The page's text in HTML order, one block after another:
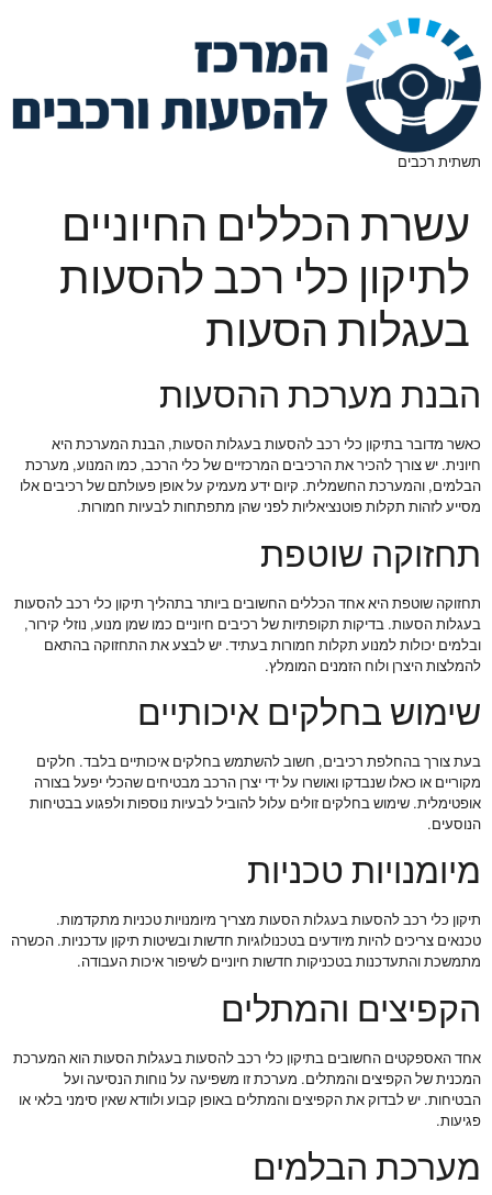
תשתית רכבים
עשרת הכללים החיוניים
לתיקון כלי רכב להסעות
בעגלות הסעות
הבנת מערכת ההסעות
כאשר מדובר בתיקון כלי רכב להסעות בעגלות הסעות, הבנת המערכת היא
חיונית. יש צורך להכיר את הרכיבים המרכזיים של כלי הרכב, כמו המנוע, מערכת
הבלמים, והמערכת החשמלית. קיום ידע מעמיק על אופן פעולתם של רכיבים אלו
מסייע לזהות תקלות פוטנציאליות לפני שהן מתפתחות לבעיות חמורות.
תחזוקה שוטפת
תחזוקה שוטפת היא אחד הכללים החשובים ביותר בתהליך תיקון כלי רכב להסעות
בעגלות הסעות. בדיקות תקופתיות של רכיבים חיוניים כמו שמן מנוע, נוזלי קירור,
ובלמים יכולות למנוע תקלות חמורות בעתיד. יש לבצע את התחזוקה בהתאם
להמלצות היצרן ולוח הזמנים המומלץ.
שימוש בחלקים איכותיים
בעת צורך בהחלפת רכיבים, חשוב להשתמש בחלקים איכותיים בלבד. חלקים
מקוריים או כאלו שנבדקו ואושרו על ידי יצרן הרכב מבטיחים שהכלי יפעל בצורה
אופטימלית. שימוש בחלקים זולים עלול להוביל לבעיות נוספות ולפגוע בבטיחות
הנוסעים.
מיומנויות טכניות
תיקון כלי רכב להסעות בעגלות הסעות מצריך מיומנויות טכניות מתקדמות.
טכנאים צריכים להיות מיודעים בטכנולוגיות חדשות ובשיטות תיקון עדכניות. הכשרה
מתמשכת והתעדכנות בטכניקות חדשות חיוניים לשיפור איכות העבודה.
הקפיצים והמתלים
אחד האספקטים החשובים בתיקון כלי רכב להסעות בעגלות הסעות הוא המערכת
המכנית של הקפיצים והמתלים. מערכת זו משפיעה על נוחות הנסיעה ועל
הבטיחות. יש לבדוק את הקפיצים והמתלים באופן קבוע ולוודא שאין סימני בלאי או
פגיעות.
מערכת הבלמים